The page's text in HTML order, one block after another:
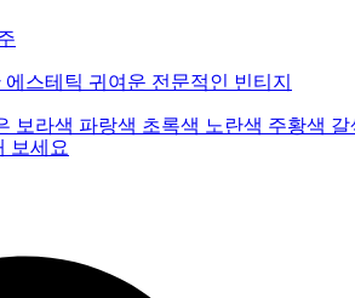
에스테틱 귀여운 전문적인 빈티지
보라색 파랑색 초록색 노란색 주황색
보세요